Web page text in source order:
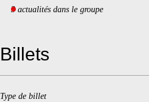
3 actualités dans le groupe
Billets
Type de billet